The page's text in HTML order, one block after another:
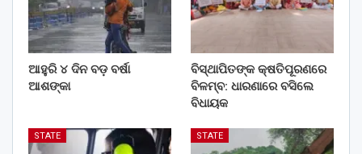
ଆହୁରି ୪ ଦିନ ବଡ଼ ବର୍ଷା
ଆଶଙ୍କା
ବିସ୍ଥାପିତଙ୍କ କ୍ଷତିପୂରଣରେ
ବିଳମ୍ବ: ଧାରଣାରେ ବସିଲେ
ବିଧାୟକ
STATE STATE